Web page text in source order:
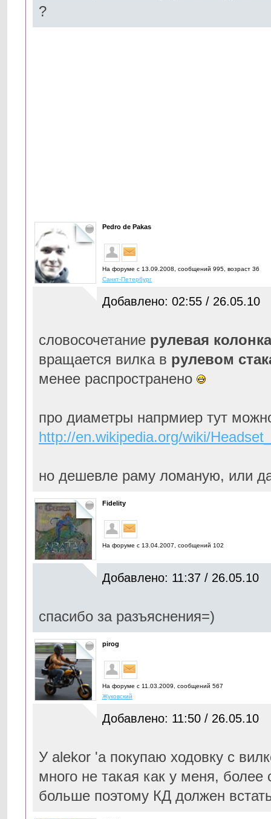
?
Pedro de Pakas
На форуме с 13.09.2008, cообщений 995, возраст 36
Санкт-Петербург
Добавлено: 02:55 / 26.05.10
словосочетание рулевая
вращается вилка в рулевом
менее распространено
про диаметры напрмиер тут
http://en.wikipedia.org/wiki/
но дешевле раму ломаную, или
Fidelity
На форуме с 13.04.2007, cообщений 102
Добавлено: 11:37 / 26.05.10
спасибо за разъяснения=)
pirog
На форуме с 11.03.2009, cообщений 567
Жуковский
Добавлено: 11:50 / 26.05.10
У alekor 'а покупаю ходовку с
много не такая как у меня,
больше поэтому КД должен